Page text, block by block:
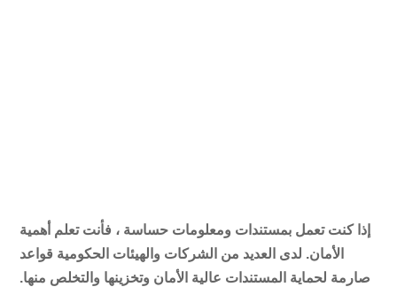
إذا كنت تعمل بمستندات ومعلومات حساسة ، فأنت تعلم أهمية
الأمان. لدى العديد من الشركات والهيئات الحكومية قواعد
صارمة لحماية المستندات عالية الأمان وتخزينها والتخلص منها.